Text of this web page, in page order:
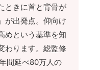
ときに首と背骨が
が出発点。仰向け
めという基準を知
わります。総監修
間延べ80万人の